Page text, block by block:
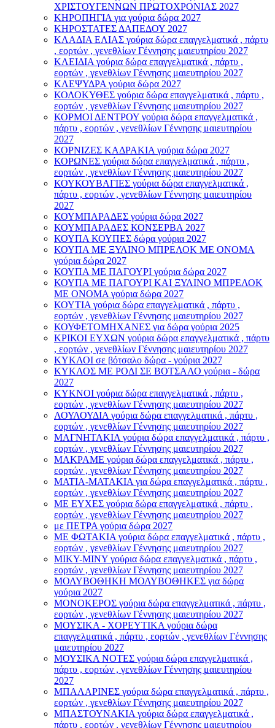
ΧΡΙΣΤΟΥΓΕΝΝΩΝ ΠΡΩΤΟΧΡΟΝΙΑΣ 2027
ΚΗΡΟΠΗΓΙΑ για γούρια δώρα 2027
ΚΗΡΟΣΤΑΤΕΣ ΔΑΠΕΔΟΥ 2027
ΚΛΑΔΙΑ ΕΛΙΑΣ γούρια δώρα επαγγελματικά , πάρτυ
, εορτών , γενεθλίων Γέννησης μαιευτηρίου 2027
ΚΛΕΙΔΙΑ γούρια δώρα επαγγελματικά , πάρτυ ,
εορτών , γενεθλίων Γέννησης μαιευτηρίου 2027
ΚΛΕΨΥΔΡΑ γούρια δώρα 2027
ΚΟΛΟΚΥΘΕΣ γούρια δώρα επαγγελματικά , πάρτυ ,
εορτών , γενεθλίων Γέννησης μαιευτηρίου 2027
ΚΟΡΜΟΙ ΔΕΝΤΡΟΥ γούρια δώρα επαγγελματικά ,
πάρτυ , εορτών , γενεθλίων Γέννησης μαιευτηρίου
2027
ΚΟΡΝΙΖΕΣ ΚΑΔΡΑΚΙΑ γούρια δώρα 2027
ΚΟΡΩΝΕΣ γούρια δώρα επαγγελματικά , πάρτυ ,
εορτών , γενεθλίων Γέννησης μαιευτηρίου 2027
ΚΟΥΚΟΥΒΑΓΙΕΣ γούρια δώρα επαγγελματικά ,
πάρτυ , εορτών , γενεθλίων Γέννησης μαιευτηρίου
2027
ΚΟΥΜΠΑΡΑΔΕΣ γούρια δώρα 2027
ΚΟΥΜΠΑΡΑΔΕΣ ΚΟΝΣΕΡΒΑ 2027
ΚΟΥΠΑ ΚΟΥΠΕΣ δώρα γούρια 2027
ΚΟΥΠΑ ΜΕ ΞΥΛΙΝΟ ΜΠΡΕΛΟΚ ΜΕ ΟΝΟΜΑ
γούρια δώρα 2027
ΚΟΥΠΑ ΜΕ ΠΑΓΟΥΡΙ γούρια δώρα 2027
ΚΟΥΠΑ ΜΕ ΠΑΓΟΥΡΙ ΚΑΙ ΞΥΛΙΝΟ ΜΠΡΕΛΟΚ
ΜΕ ΟΝΟΜΑ γούρια δώρα 2027
ΚΟΥΤΙΑ γούρια δώρα επαγγελματικά , πάρτυ ,
εορτών , γενεθλίων Γέννησης μαιευτηρίου 2027
ΚΟΥΦΕΤΟΜΗΧΑΝΕΣ για δώρα γούρια 2025
ΚΡΙΚΟΙ ΕΥΧΩΝ γούρια δώρα επαγγελματικά , πάρτυ
, εορτών , γενεθλίων Γέννησης μαιευτηρίου 2027
ΚΥΚΛΟΙ σε βότσαλο δώρα - γούρια 2027
ΚΥΚΛΟΣ ΜΕ ΡΟΔΙ ΣΕ ΒΟΤΣΑΛΟ γούρια - δώρα
2027
ΚΥΚΝΟΙ γούρια δώρα επαγγελματικά , πάρτυ ,
εορτών , γενεθλίων Γέννησης μαιευτηρίου 2027
ΛΟΥΛΟΥΔΙΑ γούρια δώρα επαγγελματικά , πάρτυ ,
εορτών , γενεθλίων Γέννησης μαιευτηρίου 2027
ΜΑΓΝΗΤΑΚΙΑ γούρια δώρα επαγγελματικά , πάρτυ ,
εορτών , γενεθλίων Γέννησης μαιευτηρίου 2027
ΜΑΚΡΑΜΕ γούρια δώρα επαγγελματικά , πάρτυ ,
εορτών , γενεθλίων Γέννησης μαιευτηρίου 2027
ΜΑΤΙΑ-ΜΑΤΑΚΙΑ για δώρα επαγγελματικά , πάρτυ ,
εορτών , γενεθλίων Γέννησης μαιευτηρίου 2027
ΜΕ ΕΥΧΕΣ γούρια δώρα επαγγελματικά , πάρτυ ,
εορτών , γενεθλίων Γέννησης μαιευτηρίου 2027
με ΠΕΤΡΑ γούρια δώρα 2027
ΜΕ ΦΩΤΑΚΙΑ γούρια δώρα επαγγελματικά , πάρτυ ,
εορτών , γενεθλίων Γέννησης μαιευτηρίου 2027
ΜΙΚΥ-ΜΙΝΥ γούρια δώρα επαγγελματικά , πάρτυ ,
εορτών , γενεθλίων Γέννησης μαιευτηρίου 2027
ΜΟΛΥΒΟΘΗΚΗ ΜΟΛΥΒΟΘΗΚΕΣ για δώρα
γούρια 2027
ΜΟΝΟΚΕΡΟΣ γούρια δώρα επαγγελματικά , πάρτυ ,
εορτών , γενεθλίων Γέννησης μαιευτηρίου 2027
ΜΟΥΣΙΚΑ - ΧΟΡΕΥΤΙΚΑ γούρια δώρα
επαγγελματικά , πάρτυ , εορτών , γενεθλίων Γέννησης
μαιευτηρίου 2027
ΜΟΥΣΙΚΑ ΝΟΤΕΣ γούρια δώρα επαγγελματικά ,
πάρτυ , εορτών , γενεθλίων Γέννησης μαιευτηρίου
2027
ΜΠΑΛΑΡΙΝΕΣ γούρια δώρα επαγγελματικά , πάρτυ ,
εορτών , γενεθλίων Γέννησης μαιευτηρίου 2027
ΜΠΑΣΤΟΥΝΑΚΙΑ γούρια δώρα επαγγελματικά ,
πάρτυ , εορτών , γενεθλίων Γέννησης μαιευτηρίου